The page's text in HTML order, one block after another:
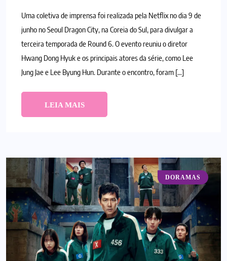
Uma coletiva de imprensa foi realizada pela Netflix no dia 9 de
junho no Seoul Dragon City, na Coreia do Sul, para divulgar a
terceira temporada de Round 6. O evento reuniu o diretor
Hwang Dong Hyuk e os principais atores da série, como Lee
Jung Jae e Lee Byung Hun. Durante o encontro, foram […]
LEIA MAIS
DORAMAS